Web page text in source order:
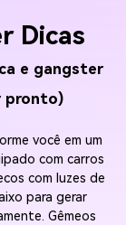
Dicas
e gangster
pronto)
você em um
com carros
com luzes de
para gerar
Gêmeos